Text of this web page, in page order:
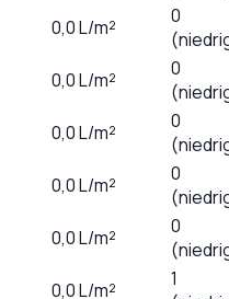
0,0L/m²
0
0,0L/m²
0
0,0L/m²
0
0,0L/m²
0
0,0L/m²
0
0,0L/m²
1